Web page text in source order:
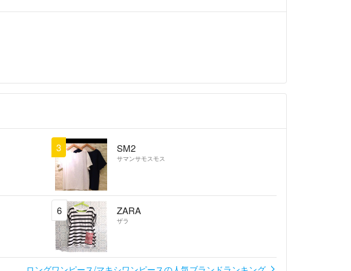
3 SM2
サマンサモスモス
6 ZARA
ザラ